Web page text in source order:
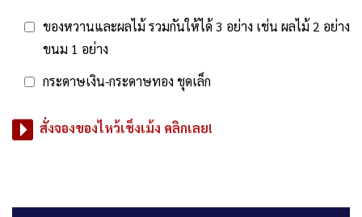
ของหวานและผลไม้ รวมกันให้ได้ 3 อย่าง เช่น ผลไม้ 2 อย่าง
ขนม 1 อย่าง
กระดาษเงิน-กระดาษทอง ชุดเล็ก
สั่งจองของไหว้เช็งเม้ง คลิกเลย!